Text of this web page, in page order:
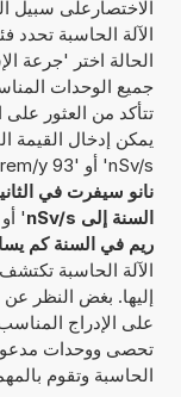
الآلة الحاسبة تحدد
الحالة اختر 'جرعة
جميع الوحدات
تتأكد من العثور
nSv/s' أو '93 rem/y كم يساوي nSv/s' أو '40
نانو سيفرت في
السنة إلى nSv/s
' أو
ريم في السنة كم
الآلة الحاسبة
إليها. بغض النظر عن
على الإدراج
تحصى ووحدات
الحاسبة وتقوم